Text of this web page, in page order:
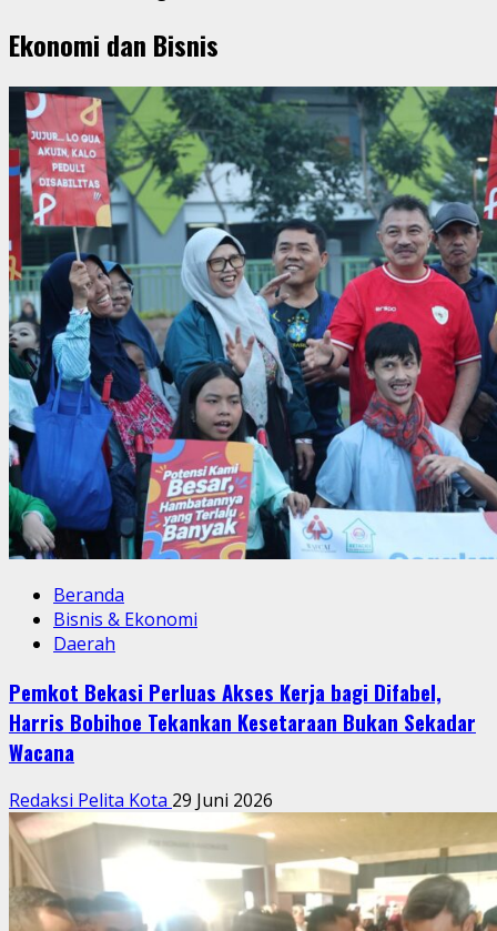
Ekonomi dan Bisnis
Beranda
Bisnis & Ekonomi
Daerah
Pemkot Bekasi Perluas Akses Kerja bagi Difabel,
Harris Bobihoe Tekankan Kesetaraan Bukan Sekadar
Wacana
Redaksi Pelita Kota 29 Juni 2026